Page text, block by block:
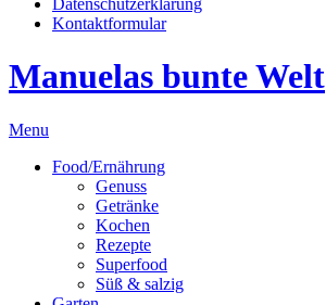
Datenschutzerklärung
Kontaktformular
Manuelas bunte Welt
Menu
Food/Ernährung
Genuss
Getränke
Kochen
Rezepte
Superfood
Süß & salzig